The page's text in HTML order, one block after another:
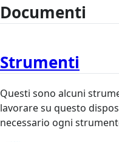
Documenti
Strumenti
Questi sono alcuni
lavorare su questo
necessario ogni